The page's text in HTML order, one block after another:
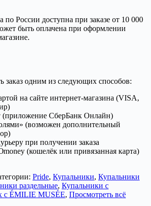
по России доступна при заказе от 10 000
быть оплачена при оформлении
заказ одним из следующих способов:
на сайте интернет-магазина (VISA,
(приложение СберБанк Онлайн)
(возможен дополнительный
при получении заказа
(кошелёк или привязанная карта)
Pride, Купальники, Купальники
раздельные, Купальники с
с ÉMILIE MUSÉE, Просмотреть всё